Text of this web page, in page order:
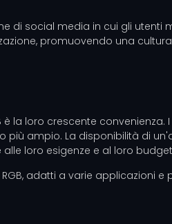
di social media in cui gli utenti
promuovendo una
la loro crescente
più ampio. La disponibilità di
loro esigenze e al loro
adatti a varie applicazioni